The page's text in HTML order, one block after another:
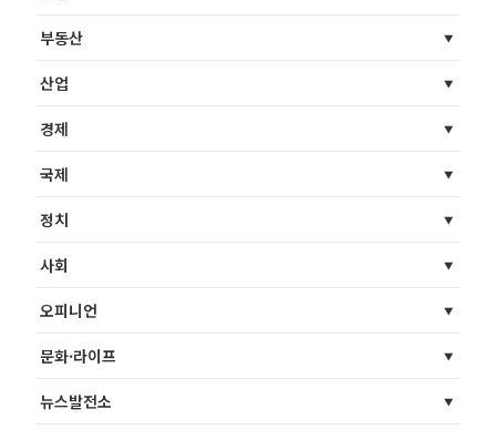
부동산
산업
경제
국제
정치
사회
오피니언
문화·라이프
뉴스발전소